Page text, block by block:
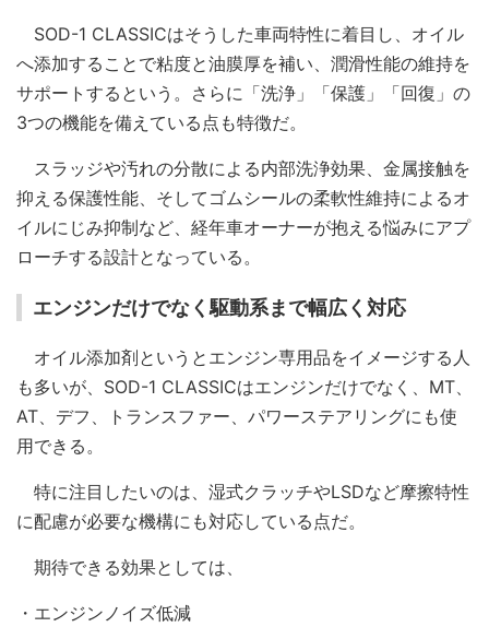
SOD-1 CLASSICはそうした車両特性に着目し、オイル
へ添加することで粘度と油膜厚を補い、潤滑性能の維持を
サポートするという。さらに「洗浄」「保護」「回復」の
3つの機能を備えている点も特徴だ。
スラッジや汚れの分散による内部洗浄効果、金属接触を
抑える保護性能、そしてゴムシールの柔軟性維持によるオ
イルにじみ抑制など、経年車オーナーが抱える悩みにアプ
ローチする設計となっている。
エンジンだけでなく駆動系まで幅広く対応
オイル添加剤というとエンジン専用品をイメージする人
も多いが、SOD-1 CLASSICはエンジンだけでなく、MT、
AT、デフ、トランスファー、パワーステアリングにも使
用できる。
特に注目したいのは、湿式クラッチやLSDなど摩擦特性
に配慮が必要な機構にも対応している点だ。
期待できる効果としては、
・エンジンノイズ低減